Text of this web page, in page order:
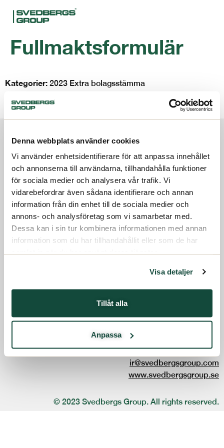
Denna webbplats använder cookies
Vi använder enhetsidentifierare för att anpassa innehållet
och annonserna till användarna, tillhandahålla funktioner
för sociala medier och analysera vår trafik. Vi
vidarebefordrar även sådana identifierare och annan
information från din enhet till de sociala medier och
annons- och analysföretag som vi samarbetar med.
Dessa kan i sin tur kombinera informationen med annan
information som du har tillhandahållit eller som de har
samlat in när du har använt deras tjänster.
Visa detaljer
Tillåt alla
Anpassa
Fullmaktsformulär
Svedbergs Group AB (publ) – Fullmaktsformulär (SV)
Kategorier: 2023 Extra bolagsstämma
Investerare
Hållbarhet
Kontakt
Svenska
Terms and conditions
Code of conduct
Whistleblowing service
301 18 HALMSTAD
Kristian IV:s väg 3
ir@svedbergsgroup.com
www.svedbergsgroup.se
© 2023 Svedbergs Group. All rights reserved.